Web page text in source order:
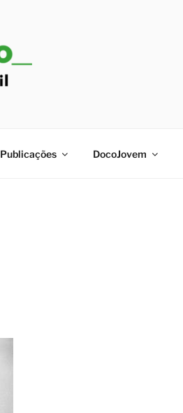
Publicações DocoJovem